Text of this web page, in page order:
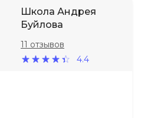
Школа Андрея
Буйлова
4.4
11 отзывов